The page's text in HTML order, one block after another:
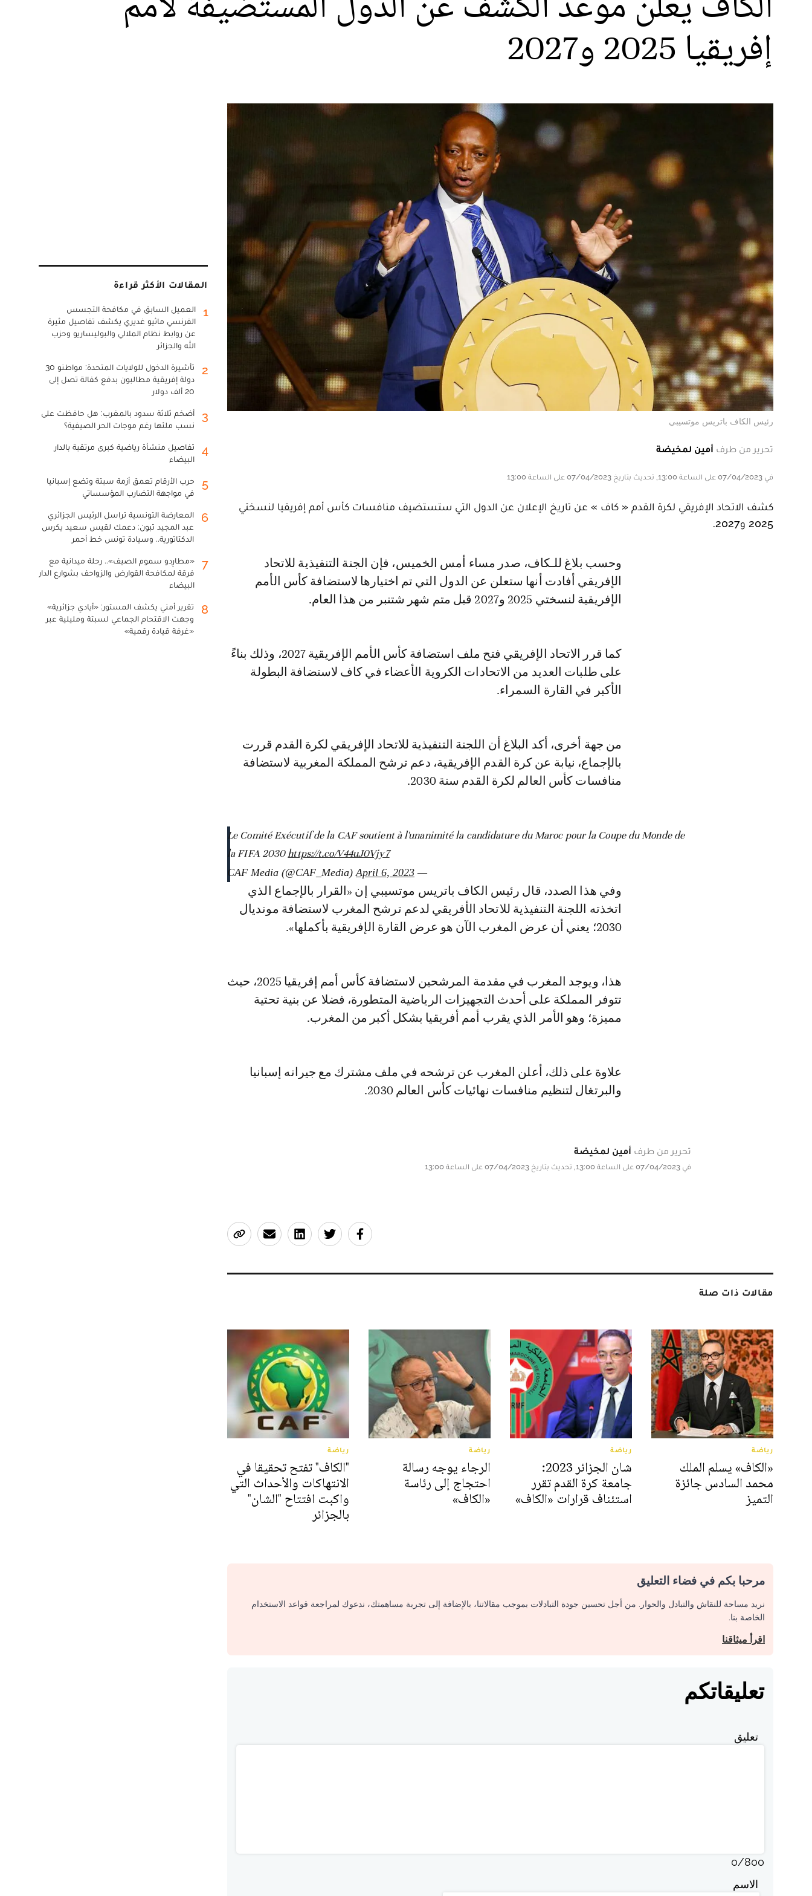
إفريقيا 2025 و2027
رئيس الكاف باتريس موتسيبي
تحرير من طرف أمين لمخيضة
في 07/04/2023 على الساعة 13:00, تحديث بتاريخ 07/04/2023 على الساعة 13:00
كشف الاتحاد الإفريقي لكرة القدم « كاف » عن تاريخ الإعلان عن الدول التي ستستضيف منافسات كأس أمم إفريقيا لنسختي
2025 و2027.
وحسب بلاغ للـكاف، صدر مساء أمس الخميس، فإن الجنة التنفيذية للاتحاد
الإفريقي أفادت أنها ستعلن عن الدول التي تم اختيارها لاستضافة كأس الأمم
الإفريقية لنسختي 2025 و2027 قبل متم شهر شتنبر من هذا العام.
كما قرر الاتحاد الإفريقي فتح ملف استضافة كأس الأمم الإفريقية 2027، وذلك بناءً
على طلبات العديد من الاتحادات الكروية الأعضاء في كاف لاستضافة البطولة
الأكبر في القارة السمراء.
من جهة أخرى، أكد البلاغ أن اللجنة التنفيذية للاتحاد الإفريقي لكرة القدم قررت
بالإجماع، نيابة عن كرة القدم الإفريقية، دعم ترشح المملكة المغربية لاستضافة
منافسات كأس العالم لكرة القدم سنة 2030.
Le Comité Exécutif de la CAF soutient à l'unanimité la candidature du Maroc pour la Coupe du Monde de
la FIFA 2030https://t.co/V44uJ0Vjy7
— CAF Media (@CAF_Media)
April 6, 2023
وفي هذا الصدد، قال رئيس الكاف باتريس موتسيبي إن «القرار بالإجماع الذي
اتخذته اللجنة التنفيذية للاتحاد الأفريقي لدعم ترشح المغرب لاستضافة مونديال
2030؛ يعني أن عرض المغرب الآن هو عرض القارة الإفريقية بأكملها».
هذا، ويوجد المغرب في مقدمة المرشحين لاستضافة كأس أمم إفريقيا 2025، حيث
تتوفر المملكة على أحدث التجهيزات الرياضية المتطورة، فضلا عن بنية تحتية
مميزة؛ وهو الأمر الذي يقرب أمم أفريقيا بشكل أكبر من المغرب.
علاوة على ذلك، أعلن المغرب عن ترشحه في ملف مشترك مع جيرانه إسبانيا
والبرتغال لتنظيم منافسات نهائيات كأس العالم 2030.
تحرير من طرف أمين لمخيضة
في 07/04/2023 على الساعة 13:00, تحديث بتاريخ 07/04/2023 على الساعة 13:00
مقالات ذات صلة
رياضة
«الكاف» يسلم الملك
محمد السادس جائزة
التميز
رياضة
شان الجزائر 2023:
جامعة كرة القدم تقرر
استئناف قرارات «الكاف»
رياضة
الرجاء يوجه رسالة
احتجاج إلى رئاسة
«الكاف»
رياضة
"الكاف" تفتح تحقيقا في
الانتهاكات والأحداث التي
واكبت افتتاح "الشان"
بالجزائر
مرحبا بكم في فضاء التعليق
نريد مساحة للنقاش والتبادل والحوار. من أجل تحسين جودة التبادلات بموجب مقالاتنا، بالإضافة إلى تجربة مساهمتك، ندعوك لمراجعة قواعد الاستخدام
الخاصة بنا.
اقرأ ميثاقنا
تعليقاتكم
تعليق
0/800
الاسم
المقالات الأكثر قراءة
1
العميل السابق في مكافحة التجسس
الفرنسي ماثيو غديري يكشف تفاصيل مثيرة
عن روابط نظام الملالي والبوليساريو وحزب
الله والجزائر
2
تأشيرة الدخول للولايات المتحدة: مواطنو 30
دولة إفريقية مطالبون بدفع كفالة تصل إلى
20 ألف دولار
3
أضخم ثلاثة سدود بالمغرب: هل حافظت على
نسب ملئها رغم موجات الحر الصيفية؟
4
تفاصيل منشأة رياضية كبرى مرتقبة بالدار
البيضاء
5
حرب الأرقام تعمق أزمة سبتة وتضع إسبانيا
في مواجهة التضارب المؤسساتي
6
المعارضة التونسية تراسل الرئيس الجزائري
عبد المجيد تبون: دعمك لقيس سعيد يكرس
الدكتاتورية.. وسيادة تونس خط أحمر
7
«مطارِدو سموم الصيف».. رحلة ميدانية مع
فرقة لمكافحة القوارض والزواحف بشوارع الدار
البيضاء
8
تقرير أمني يكشف المستور: «أيادي جزائرية»
وجهت الاقتحام الجماعي لسبتة ومليلية عبر
«غرفة قيادة رقمية»